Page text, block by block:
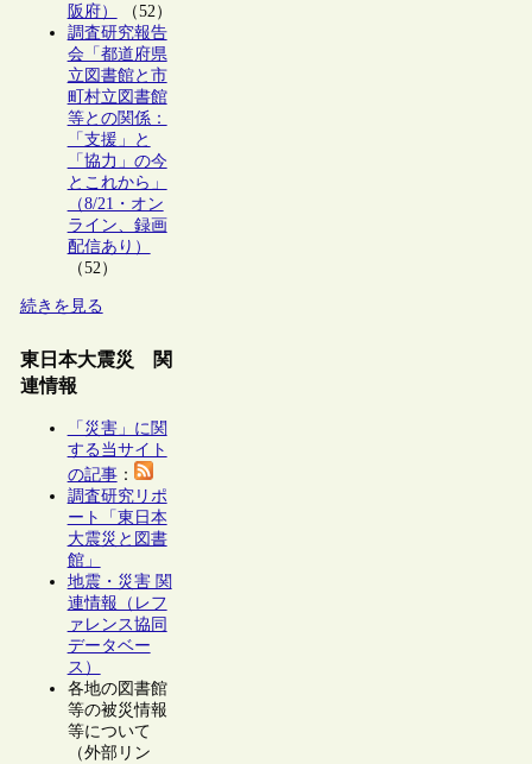
阪府）
（52）
調査研究報告
会「都道府県
立図書館と市
町村立図書館
等との関係：
「支援」と
「協力」の今
とこれから」
（8/21・オン
ライン、録画
配信あり）
（52）
続きを見る
東日本大震災 関
連情報
「災害」に関
する当サイト
の記事：
調査研究リポ
ート「東日本
大震災と図書
館」
地震・災害 関
連情報（レフ
ァレンス協同
データベー
ス）
各地の図書館
等の被災情報
等について
（外部リン